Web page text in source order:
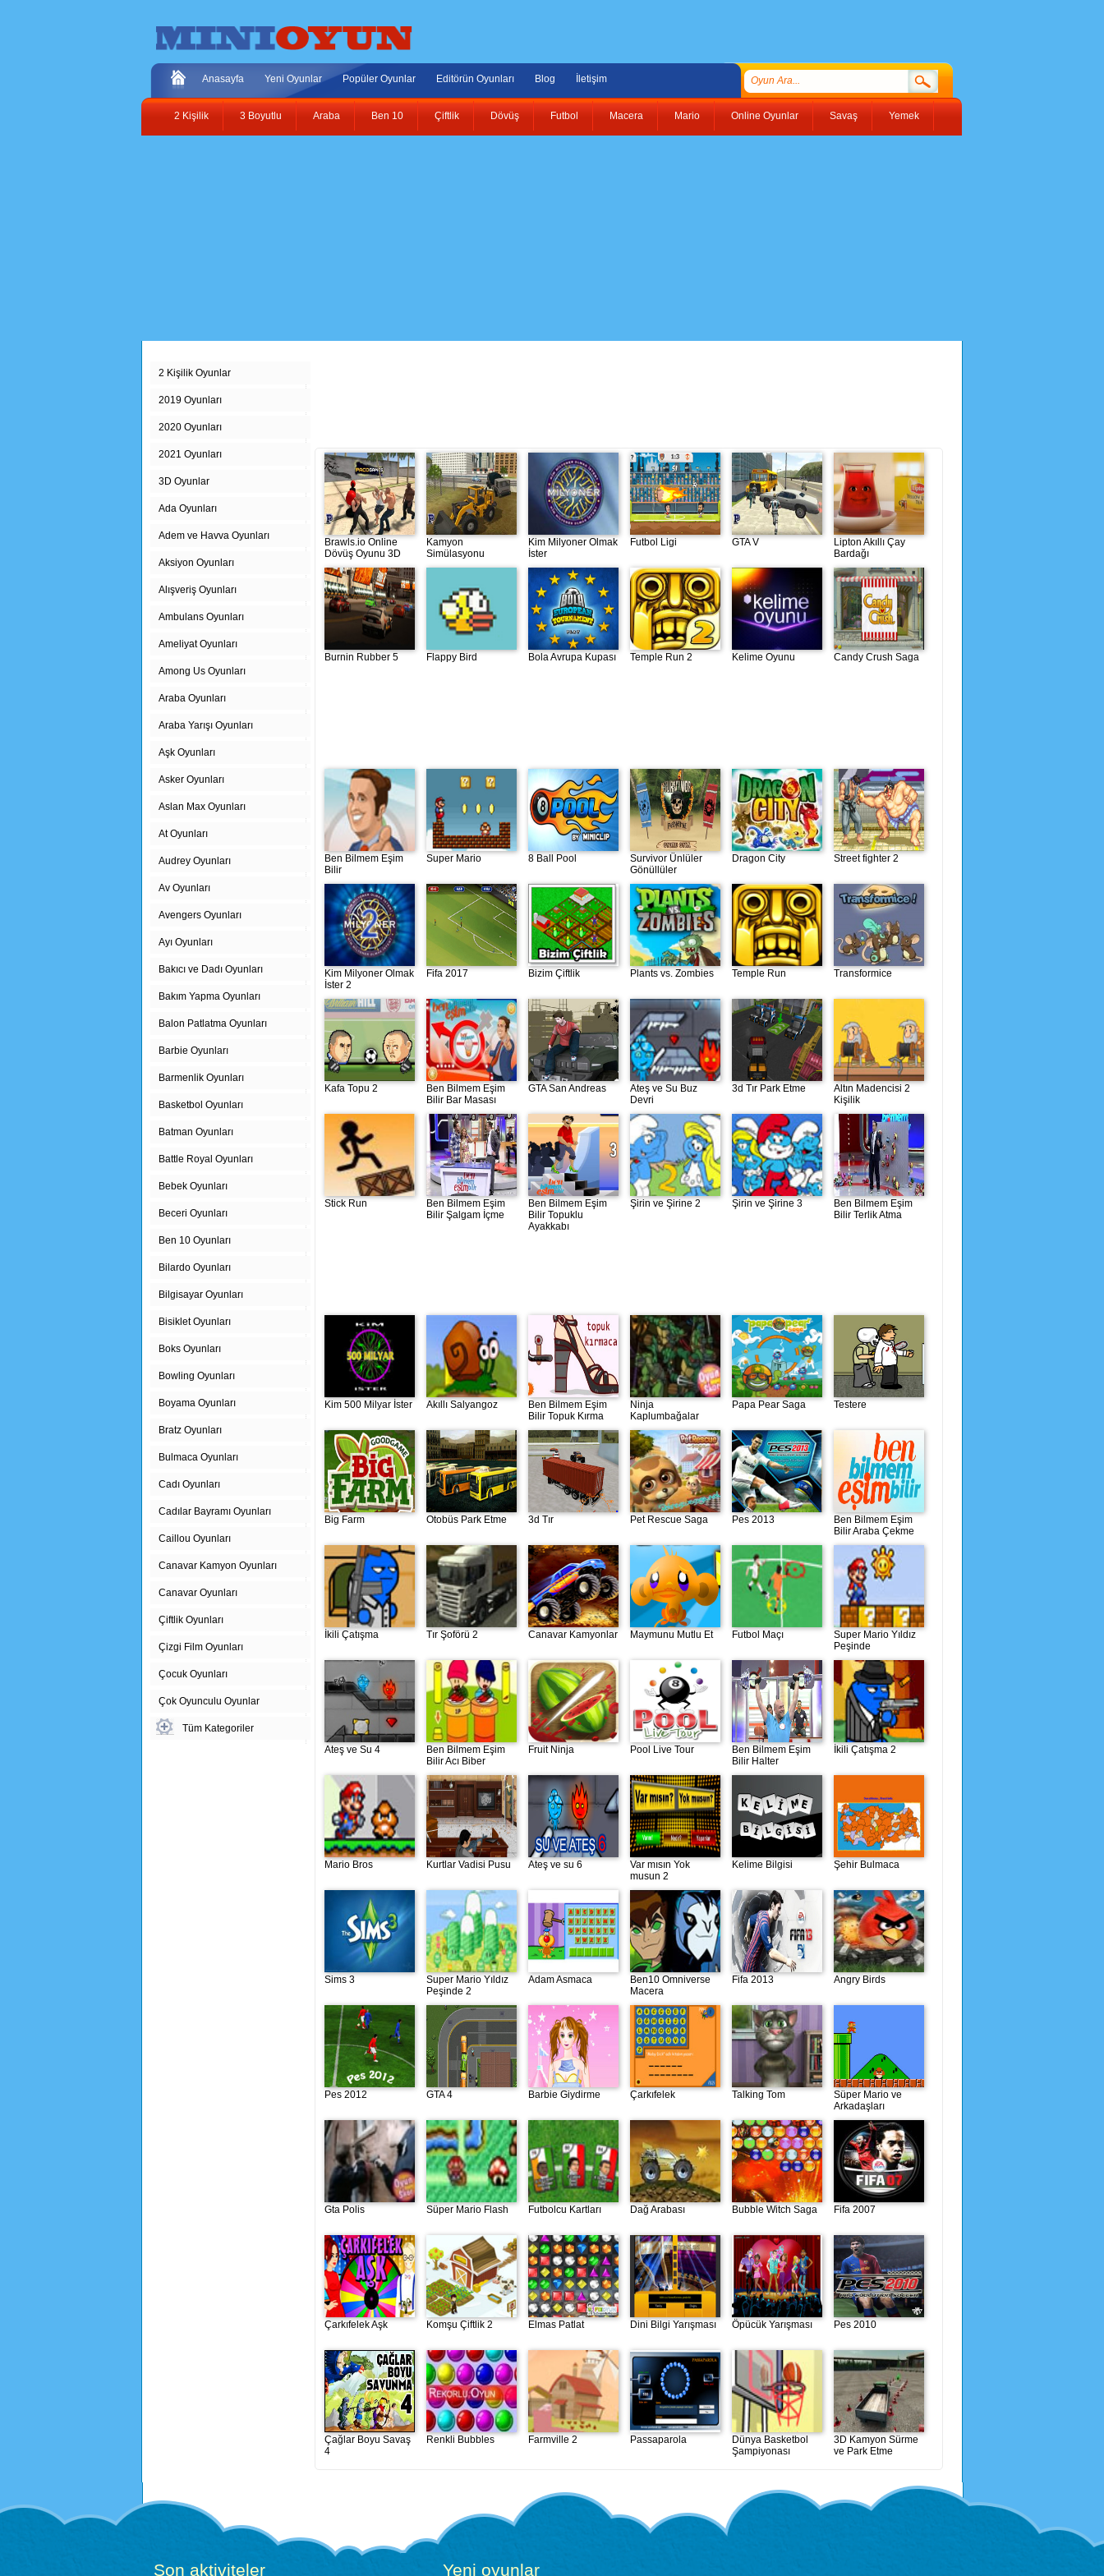
Anasayfa Yeni Oyunlar Popüler Oyunlar Editörün Oyunları Blog İletişim
2 Kişilik 3 Boyutlu Araba Ben 10 Çiftlik Dövüş Futbol Macera Mario Online Oyunlar Savaş Yemek
2 Kişilik Oyunlar
2019 Oyunları
2020 Oyunları
2021 Oyunları
3D Oyunlar
Ada Oyunları
Adem ve Havva Oyunları
Aksiyon Oyunları
Alışveriş Oyunları
Ambulans Oyunları
Ameliyat Oyunları
Among Us Oyunları
Araba Oyunları
Araba Yarışı Oyunları
Aşk Oyunları
Asker Oyunları
Aslan Max Oyunları
At Oyunları
Audrey Oyunları
Av Oyunları
Avengers Oyunları
Ayı Oyunları
Bakıcı ve Dadı Oyunları
Bakım Yapma Oyunları
Balon Patlatma Oyunları
Barbie Oyunları
Barmenlik Oyunları
Basketbol Oyunları
Batman Oyunları
Battle Royal Oyunları
Bebek Oyunları
Beceri Oyunları
Ben 10 Oyunları
Bilardo Oyunları
Bilgisayar Oyunları
Bisiklet Oyunları
Boks Oyunları
Bowling Oyunları
Boyama Oyunları
Bratz Oyunları
Bulmaca Oyunları
Cadı Oyunları
Cadılar Bayramı Oyunları
Caillou Oyunları
Canavar Kamyon Oyunları
Canavar Oyunları
Çiftlik Oyunları
Çizgi Film Oyunları
Çocuk Oyunları
Çok Oyunculu Oyunlar
Tüm Kategoriler
Brawls.io Online
Dövüş Oyunu 3D
Kamyon
Simülasyonu
Kim Milyoner Olmak
İster
Futbol Ligi GTA V
Lipton Akıllı Çay
Bardağı
Burnin Rubber 5 Flappy Bird Bola Avrupa Kupası Temple Run 2 Kelime Oyunu Candy Crush Saga
Ben Bilmem Eşim
Bilir
Super Mario 8 Ball Pool
Survivor Ünlüler
Gönüllüler
Dragon City Street fighter 2
Kim Milyoner Olmak
İster 2
Fifa 2017 Bizim Çiftlik Plants vs. Zombies Temple Run Transformice
Kafa Topu 2
Ben Bilmem Eşim
Bilir Bar Masası
GTA San Andreas
Ateş ve Su Buz
Devri
3d Tır Park Etme
Altın Madencisi 2
Kişilik
Stick Run
Ben Bilmem Eşim
Bilir Şalgam İçme
Ben Bilmem Eşim
Bilir Topuklu
Ayakkabı
Şirin ve Şirine 2 Şirin ve Şirine 3
Ben Bilmem Eşim
Bilir Terlik Atma
Kim 500 Milyar İster Akıllı Salyangoz
Ben Bilmem Eşim
Bilir Topuk Kırma
Ninja
Kaplumbağalar
Papa Pear Saga Testere
Big Farm Otobüs Park Etme 3d Tır Pet Rescue Saga Pes 2013
Ben Bilmem Eşim
Bilir Araba Çekme
İkili Çatışma Tır Şoförü 2 Canavar Kamyonlar Maymunu Mutlu Et Futbol Maçı
Super Mario Yıldız
Peşinde
Ateş ve Su 4
Ben Bilmem Eşim
Bilir Acı Biber
Fruit Ninja Pool Live Tour
Ben Bilmem Eşim
Bilir Halter
İkili Çatışma 2
Mario Bros Kurtlar Vadisi Pusu Ateş ve su 6
Var mısın Yok
musun 2
Kelime Bilgisi Şehir Bulmaca
Sims 3
Super Mario Yıldız
Peşinde 2
Adam Asmaca
Ben10 Omniverse
Macera
Fifa 2013 Angry Birds
Pes 2012 GTA 4 Barbie Giydirme Çarkıfelek Talking Tom
Süper Mario ve
Arkadaşları
Gta Polis Süper Mario Flash Futbolcu Kartları Dağ Arabası Bubble Witch Saga Fifa 2007
Çarkıfelek Aşk Komşu Çiftlik 2 Elmas Patlat Dini Bilgi Yarışması Öpücük Yarışması Pes 2010
Çağlar Boyu Savaş
4
Renkli Bubbles Farmville 2 Passaparola
Dünya Basketbol
Şampiyonası
3D Kamyon Sürme
ve Park Etme
Son aktiviteler Yeni oyunlar